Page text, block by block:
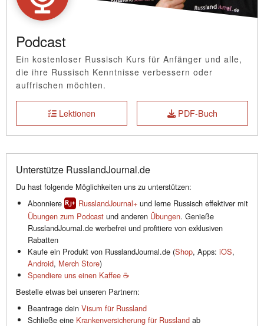
Podcast
Ein kostenloser Russisch Kurs für Anfänger und alle,
die ihre Russisch Kenntnisse verbessern oder
auffrischen möchten.
Lektionen PDF-Buch
Unterstütze RusslandJournal.de
Du hast folgende Möglichkeiten uns zu unterstützen:
Abonniere
RusslandJournal+ und lerne Russisch effektiver mit
Übungen zum Podcast und anderen Übungen. Genieße
RusslandJournal.de werbefrei und profitiere von exklusiven
Rabatten
Kaufe ein Produkt von RusslandJournal.de (Shop, Apps: iOS,
Android, Merch Store)
Spendiere uns einen Kaffee ☕️
Bestelle etwas bei unseren Partnern:
Beantrage dein Visum für Russland
Schließe eine Krankenversicherung für Russland ab